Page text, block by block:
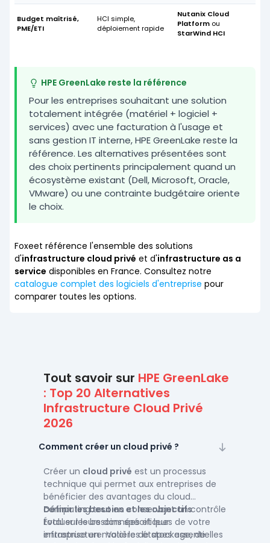
Budget maîtrisé,
PME/ETI
HCI simple,
déploiement rapide
Nutanix Cloud
Platform ou
StarWind HCI
HPE GreenLake reste la référence
Pour les entreprises souhaitant une solution
totalement intégrée (matériel + logiciel +
services) avec une facturation à l'usage et
sans gestion IT interne, HPE GreenLake reste la
référence. Les alternatives présentées sont
des choix pertinents principalement quand un
écosystème existant (Dell, Microsoft, Oracle,
VMware) ou une contrainte budgétaire oriente
le choix.
Foxeet référence l'ensemble des solutions
d'infrastructure cloud privé et d'infrastructure as a
service disponibles en France. Consultez notre
catalogue complet des logiciels d'entreprise pour
comparer toutes les options.
Tout savoir sur HPE GreenLake
: Top 20 Alternatives
Infrastructure Cloud Privé
2026
Comment créer un cloud privé ?
Créer un cloud privé est un processus
technique qui permet aux entreprises de
bénéficier des avantages du cloud
computing tout en conservant un contrôle
total sur leurs données et leur
infrastructure. Voici les étapes essentielles
Définir les besoins et les objectifs
Évaluer les besoins spécifiques de votre
entreprise en matière de stockage, de